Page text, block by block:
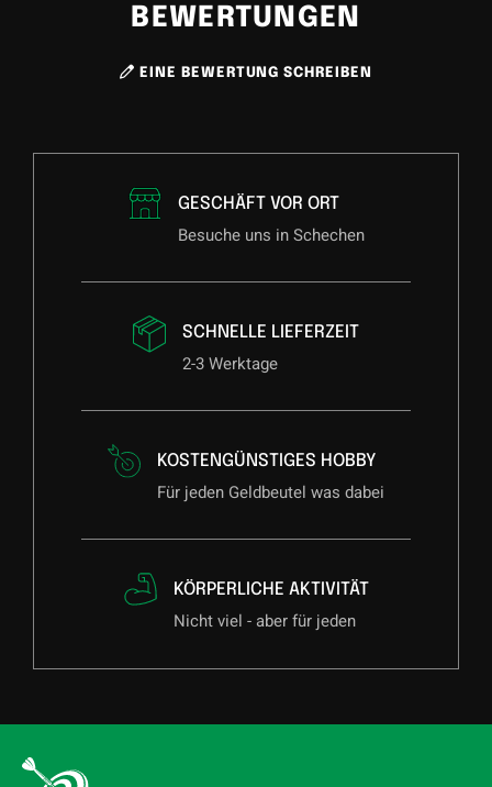
BEWERTUNGEN
EINE BEWERTUNG SCHREIBEN
GESCHÄFT VOR ORT
Besuche uns in Schechen
SCHNELLE LIEFERZEIT
2-3 Werktage
KOSTENGÜNSTIGES HOBBY
Für jeden Geldbeutel was dabei
KÖRPERLICHE AKTIVITÄT
Nicht viel - aber für jeden